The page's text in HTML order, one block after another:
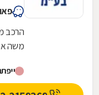
פאול
הרכב
תיהנו
ייפתח